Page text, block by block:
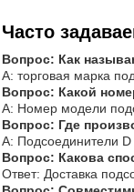
Часто
Вопрос: Как
A: торговая марка
Вопрос: Какой
A: Номер модели
Вопрос: Где
A: Подсоединители D
Вопрос: Какова
Ответ: Доставка